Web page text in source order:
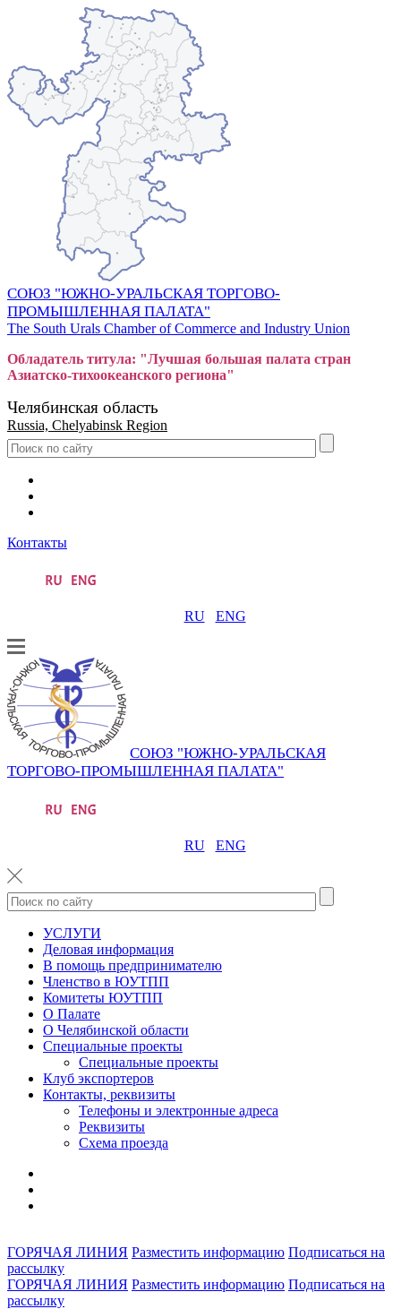
СОЮЗ "ЮЖНО-УРАЛЬСКАЯ ТОРГОВО-
ПРОМЫШЛЕННАЯ ПАЛАТА"
The South Urals Chamber of Commerce and Industry Union
Обладатель титула: "Лучшая большая палата стран
Азиатско-тихоокеанского региона"
Челябинская область
Russia, Chelyabinsk Region
Контакты
RU ENG
СОЮЗ "ЮЖНО-УРАЛЬСКАЯ
ТОРГОВО-ПРОМЫШЛЕННАЯ ПАЛАТА"
RU ENG
УСЛУГИ
Деловая информация
В помощь предпринимателю
Членство в ЮУТПП
Комитеты ЮУТПП
О Палате
О Челябинской области
Специальные проекты
Специальные проекты
Клуб экспортеров
Контакты, реквизиты
Телефоны и электронные адреса
Реквизиты
Схема проезда
ГОРЯЧАЯ ЛИНИЯ Разместить информацию Подписаться на
рассылку
ГОРЯЧАЯ ЛИНИЯ Разместить информацию Подписаться на
рассылку